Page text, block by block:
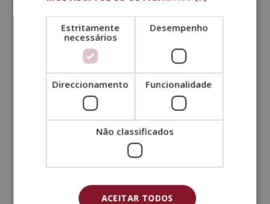
Mestrado Internacional em Medicina
Estética + Mestrado Internacional
em Cirurgia Plástica e Reconstrutiva
O
preço
original
720,00
O
atual
é:
720,00€.
Estritamente
necessários
Desempenho
Direccionamento Funcionalidade
Não classificados
ACEITAR TODOS